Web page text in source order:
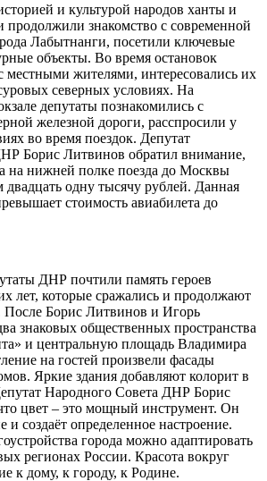
и культурой народов ханты и
продолжили знакомство с современной
Лабытнанги, посетили ключевые
объекты. Во время остановок
местными жителями, интересовались их
северных условиях. На
депутаты познакомились с
железной дороги, расспросили у
во время поездок. Депутат
Борис Литвинов обратил внимание,
на нижней полке поезда до Москвы
двадцать одну тысячу рублей. Данная
стоимость авиабилета до
ДНР почтили память героев
лет, которые сражались и продолжают
После Борис Литвинов и Игорь
знаковых общественных пространства
и центральную площадь Владимира
на гостей произвели фасады
Яркие здания добавляют колорит в
Народного Совета ДНР Борис
цвет – это мощный инструмент. Он
и создаёт определенное настроение.
города можно адаптировать
регионах России. Красота вокруг
к дому, к городу, к Родине.